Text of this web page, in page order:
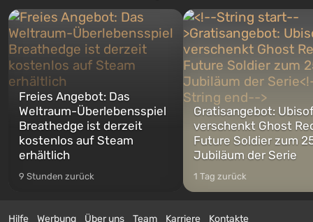
Freies Angebot: Das
Weltraum-Überlebensspiel
Breathedge ist derzeit
kostenlos auf Steam
erhältlich
9 Stunden zurück
Gratisangebot:
verschenkt Ghost
Future Soldier zum
Jubiläum der Serie
1 Tag zurück
Hilfe Werbung Über uns Team Karriere Kontakte